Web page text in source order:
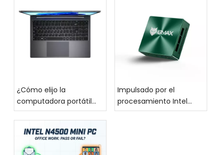
¿Cómo elijo la
computadora portátil
adecuada para mí?
Impulsado por el
procesamiento Intel
Core de alto